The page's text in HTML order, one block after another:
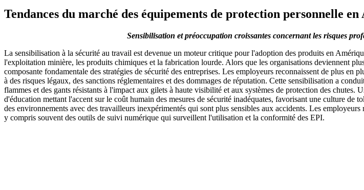
Tendances du marché des équipements de protection personnelle
Sensibilisation et préoccupation croissantes concernant les risques
La sensibilisation à la sécurité au travail est devenue un moteur critique pour l'adoption des produits en
l'exploitation minière, les produits chimiques et la fabrication lourde. Alors que les organisations deviennent
composante fondamentale des stratégies de sécurité des entreprises. Les employeurs reconnaissent de plus en
à des risques légaux, des sanctions réglementaires et des dommages de réputation. Cette sensibilisation a
flammes et des gants résistants à l'impact aux gilets à haute visibilité et aux systèmes de protection des chutes.
d'éducation mettant l'accent sur le coût humain des mesures de sécurité inadéquates, favorisant une culture de
des environnements avec des travailleurs inexpérimentés qui sont plus sensibles aux accidents. Les
y compris souvent des outils de suivi numérique qui surveillent l'utilisation et la conformité des EPI.